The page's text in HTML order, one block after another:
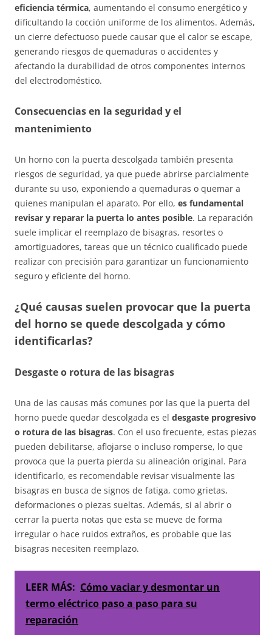
eficiencia térmica, aumentando el consumo energético y
dificultando la cocción uniforme de los alimentos. Además,
un cierre defectuoso puede causar que el calor se escape,
generando riesgos de quemaduras o accidentes y
afectando la durabilidad de otros componentes internos
del electrodoméstico.
Consecuencias en la seguridad y el
mantenimiento
Un horno con la puerta descolgada también presenta
riesgos de seguridad, ya que puede abrirse parcialmente
durante su uso, exponiendo a quemaduras o quemar a
quienes manipulan el aparato. Por ello, es fundamental
revisar y reparar la puerta lo antes posible. La reparación
suele implicar el reemplazo de bisagras, resortes o
amortiguadores, tareas que un técnico cualificado puede
realizar con precisión para garantizar un funcionamiento
seguro y eficiente del horno.
¿Qué causas suelen provocar que la puerta
del horno se quede descolgada y cómo
identificarlas?
Desgaste o rotura de las bisagras
Una de las causas más comunes por las que la puerta del
horno puede quedar descolgada es el desgaste progresivo
o rotura de las bisagras. Con el uso frecuente, estas piezas
pueden debilitarse, aflojarse o incluso romperse, lo que
provoca que la puerta pierda su alineación original. Para
identificarlo, es recomendable revisar visualmente las
bisagras en busca de signos de fatiga, como grietas,
deformaciones o piezas sueltas. Además, si al abrir o
cerrar la puerta notas que esta se mueve de forma
irregular o hace ruidos extraños, es probable que las
bisagras necesiten reemplazo.
LEER MÁS: Cómo vaciar y desmontar un
termo eléctrico paso a paso para su
reparación